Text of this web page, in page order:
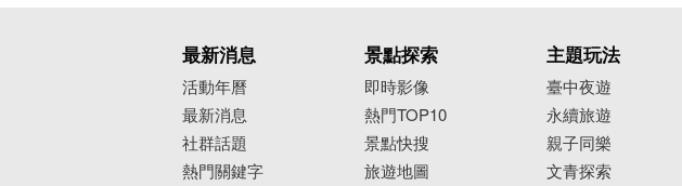
最新消息
活動年曆
最新消息
社群話題
熱門關鍵字
景點探索
即時影像
熱門TOP10
景點快搜
旅遊地圖
主題玩法
臺中夜遊
永續旅遊
親子同樂
文青探索